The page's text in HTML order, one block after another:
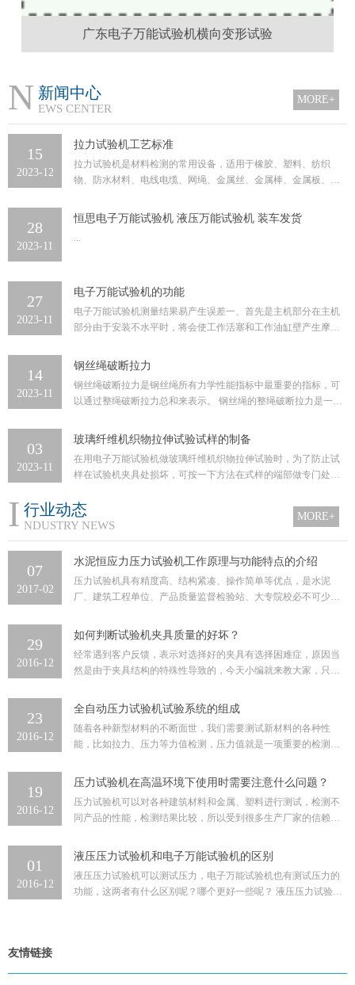
广东电子万能试验机横向变形试验
MORE+
N 新闻中心
EWS CENTER
15
2023-12
拉力试验机工艺标准
拉力试验机是材料检测的常用设备，适用于橡胶、塑料、纺织
物、防水材料、电线电缆、网绳、金属丝、金属棒、金属板、各
28
2023-11
恒思电子万能试验机 液压万能试验机 装车发货
...
27
2023-11
电子万能试验机的功能
电子万能试验机测量结果易产生误差一、首先是主机部分在主机
部分由于安装不水平时，将会使工作活塞和工作油缸壁产生摩擦
14
2023-11
钢丝绳破断拉力
钢丝绳破断拉力是钢丝绳所有力学性能指标中最重要的指标，可
以通过整绳破断拉力总和来表示。 钢丝绳的整绳破断拉力是一个
03
2023-11
玻璃纤维机织物拉伸试验试样的制备
在用电子万能试验机做玻璃纤维机织物拉伸试验时，为了防止试
样在试验机夹具处损坏，可按一下方法在式样的端部做专门处
MORE+
I 行业动态
NDUSTRY NEWS
07
2017-02
水泥恒应力压力试验机工作原理与功能特点的介绍
压力试验机具有精度高、结构紧凑、操作简单等优点，是水泥
厂、建筑工程单位、产品质量监督检验站、大专院校必不可少的
29
2016-12
如何判断试验机夹具质量的好坏？
经常遇到客户反馈，表示对选择好的夹具有选择困难症，原因当
然是由于夹具结构的特殊性导致的，今天小编就来教大家，只要
23
2016-12
全自动压力试验机试验系统的组成
随着各种新型材料的不断面世，我们需要测试新材料的各种性
能，比如拉力、压力等力值检测，压力值就是一项重要的检测指
19
2016-12
压力试验机在高温环境下使用时需要注意什么问题？
压力试验机可以对各种建筑材料和金属、塑料进行测试，检测不
同产品的性能，检测结果比较，所以受到很多生产厂家的信赖，
01
2016-12
液压压力试验机和电子万能试验机的区别
液压压力试验机可以测试压力，电子万能试验机也有测试压力的
功能，这两者有什么区别呢？哪个更好一些呢？ 液压压力试验机
友情链接